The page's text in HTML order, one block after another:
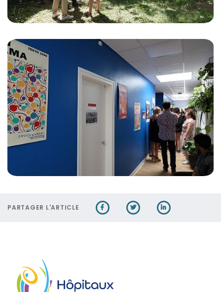
PARTAGER L'ARTICLE